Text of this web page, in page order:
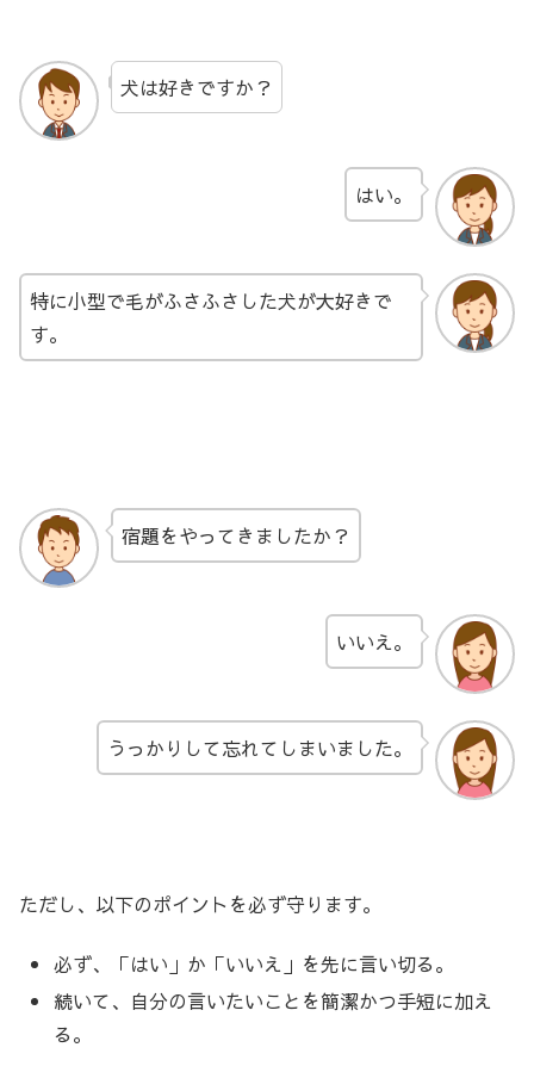
犬は好きですか？
はい。
特に小型で毛がふさふさした犬が大好きで
す。
宿題をやってきましたか？
いいえ。
うっかりして忘れてしまいました。
ただし、以下のポイントを必ず守ります。
必ず、「はい」か「いいえ」を先に言い切る。
続いて、自分の言いたいことを簡潔かつ手短に加え
る。